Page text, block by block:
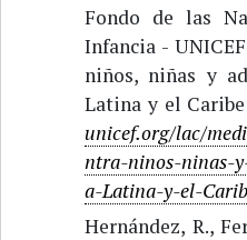
Fondo de las
Infancia -
niños, niñas y
Latina y el Caribe
unicef.org/lac/
ntra-ninos-ninas-
a-Latina-y-el-
Hernández, R.,